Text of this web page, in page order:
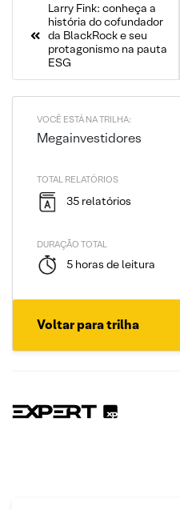
Larry Fink: conheça a
história do cofundador
da BlackRock e seu
protagonismo na pauta
ESG
VOCÊ ESTÁ NA TRILHA:
Megainvestidores
TOTAL RELATÓRIOS
35 relatórios
DURAÇÃO TOTAL
5 horas de leitura
Voltar para trilha